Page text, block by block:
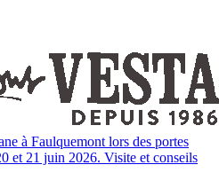
à Faulquemont lors des portes
et 21 juin 2026. Visite et conseils